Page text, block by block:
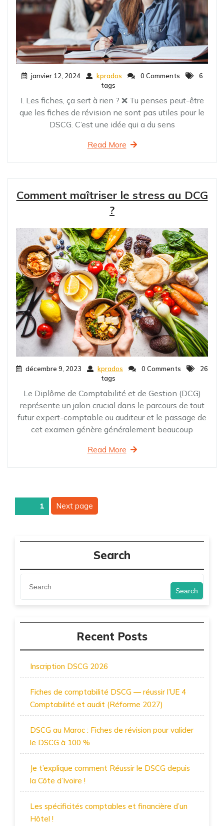
janvier 12, 2024 kprados 0 Comments
6
tags
I. Les fiches, ça sert à rien ? ❌ Tu penses peut-être
que les fiches de révision ne sont pas utiles pour le
DSCG. C’est une idée qui a du sens
Read More
Comment maîtriser le stress au DCG
?
décembre 9, 2023 kprados 0 Comments
26
tags
Le Diplôme de Comptabilité et de Gestion (DCG)
représente un jalon crucial dans le parcours de tout
futur expert-comptable ou auditeur et le passage de
cet examen génère généralement beaucoup
Read More
Pagination
publications
1 Next page
Search
Search
Recent Posts
Inscription DSCG 2026
Fiches de comptabilité DSCG — réussir l’UE 4
Comptabilité et audit (Réforme 2027)
DSCG au Maroc : Fiches de révision pour valider
le DSCG à 100 %
Je t’explique comment Réussir le DSCG depuis
la Côte d’Ivoire !
Les spécificités comptables et financière d’un
Hôtel !